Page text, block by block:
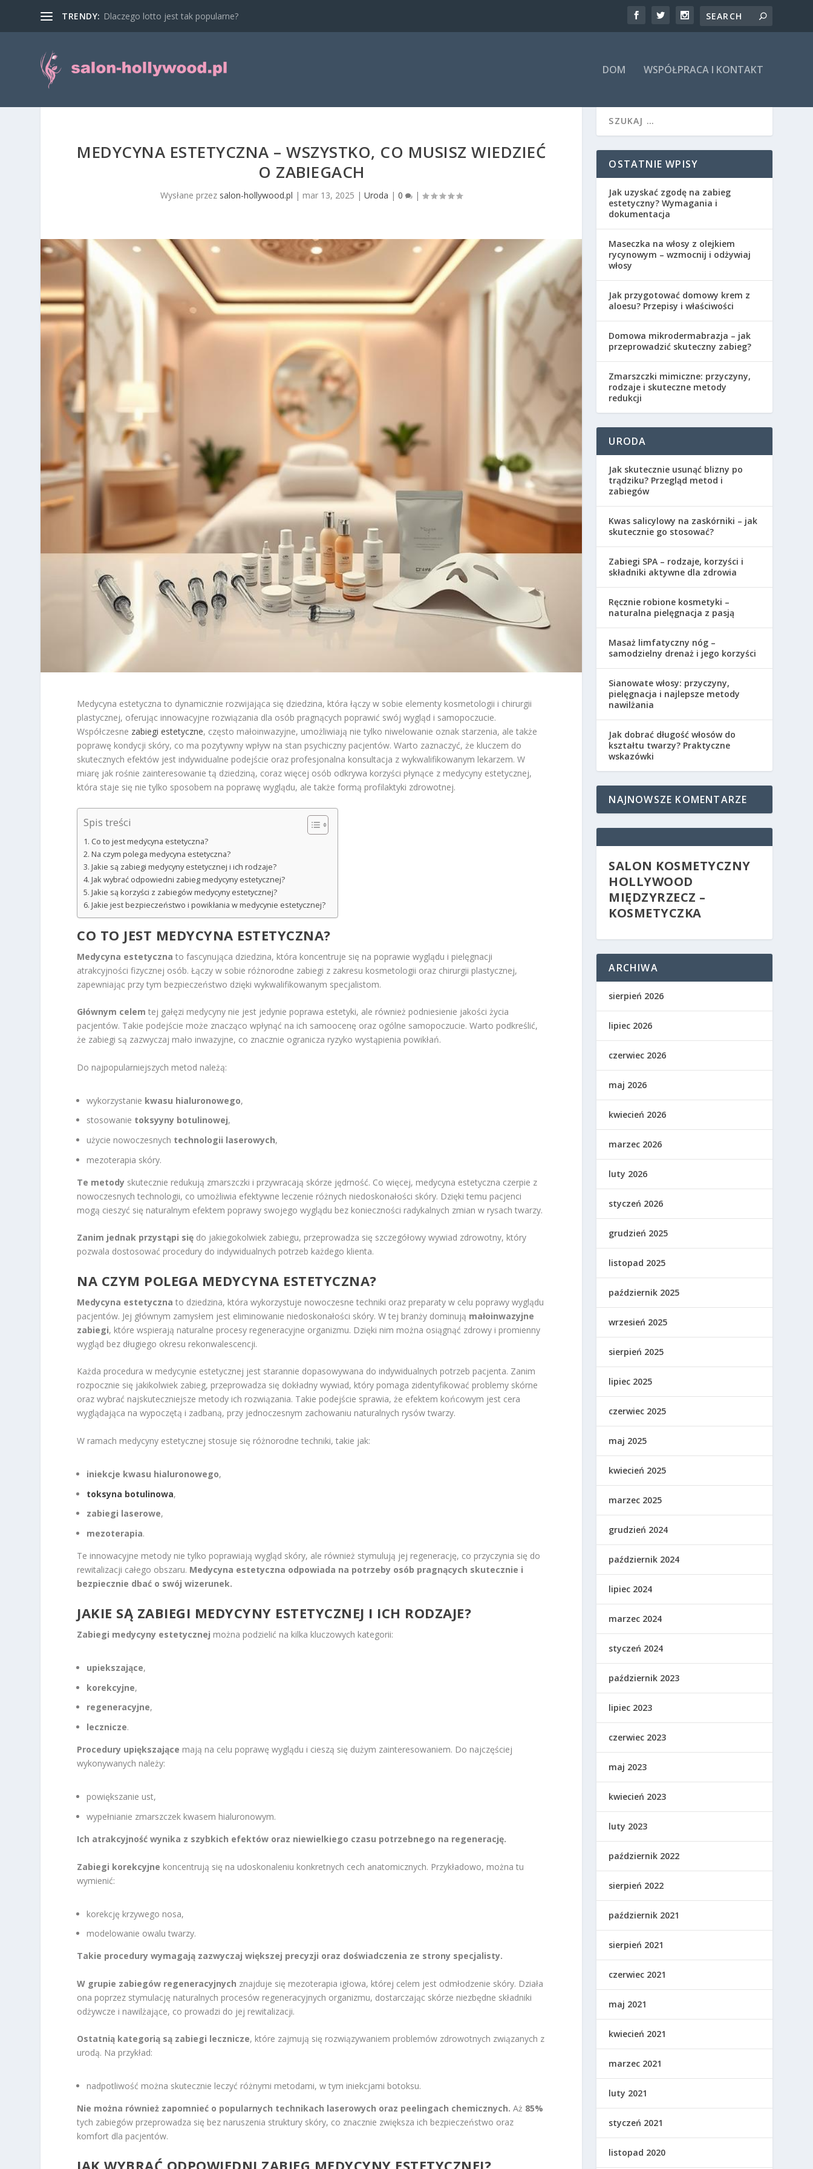
TRENDY: Dlaczego lotto jest tak popularne?
DOM WSPÓŁPRACA I KONTAKT
MEDYCYNA ESTETYCZNA – WSZYSTKO, CO MUSISZ WIEDZIEĆ
O ZABIEGACH
Wysłane przez salon-hollywood.pl | mar 13, 2025 |Uroda |0 |
Medycyna estetyczna to dynamicznie rozwijająca się dziedzina, która łączy w sobie elementy kosmetologii i chirurgii
plastycznej, oferując innowacyjne rozwiązania dla osób pragnących poprawić swój wygląd i samopoczucie.
Współczesne zabiegi estetyczne, często małoinwazyjne, umożliwiają nie tylko niwelowanie oznak starzenia, ale także
poprawę kondycji skóry, co ma pozytywny wpływ na stan psychiczny pacjentów. Warto zaznaczyć, że kluczem do
skutecznych efektów jest indywidualne podejście oraz profesjonalna konsultacja z wykwalifikowanym lekarzem. W
miarę jak rośnie zainteresowanie tą dziedziną, coraz więcej osób odkrywa korzyści płynące z medycyny estetycznej,
która staje się nie tylko sposobem na poprawę wyglądu, ale także formą profilaktyki zdrowotnej.
Spis treści
Co to jest medycyna estetyczna?
Na czym polega medycyna estetyczna?
Jakie są zabiegi medycyny estetycznej i ich rodzaje?
Jak wybrać odpowiedni zabieg medycyny estetycznej?
Jakie są korzyści z zabiegów medycyny estetycznej?
Jakie jest bezpieczeństwo i powikłania w medycynie estetycznej?
CO TO JEST MEDYCYNA ESTETYCZNA?
Medycyna estetyczna to fascynująca dziedzina, która koncentruje się na poprawie wyglądu i pielęgnacji
atrakcyjności fizycznej osób. Łączy w sobie różnorodne zabiegi z zakresu kosmetologii oraz chirurgii plastycznej,
zapewniając przy tym bezpieczeństwo dzięki wykwalifikowanym specjalistom.
Głównym celem tej gałęzi medycyny nie jest jedynie poprawa estetyki, ale również podniesienie jakości życia
pacjentów. Takie podejście może znacząco wpłynąć na ich samoocenę oraz ogólne samopoczucie. Warto podkreślić,
że zabiegi są zazwyczaj mało inwazyjne, co znacznie ogranicza ryzyko wystąpienia powikłań.
Do najpopularniejszych metod należą:
wykorzystanie kwasu hialuronowego,
stosowanie toksyyny botulinowej,
użycie nowoczesnych technologii laserowych,
mezoterapia skóry.
Te metody skutecznie redukują zmarszczki i przywracają skórze jędrność. Co więcej, medycyna estetyczna czerpie z
nowoczesnych technologii, co umożliwia efektywne leczenie różnych niedoskonałości skóry. Dzięki temu pacjenci
mogą cieszyć się naturalnym efektem poprawy swojego wyglądu bez konieczności radykalnych zmian w rysach twarzy.
Zanim jednak przystąpi się do jakiegokolwiek zabiegu, przeprowadza się szczegółowy wywiad zdrowotny, który
pozwala dostosować procedury do indywidualnych potrzeb każdego klienta.
NA CZYM POLEGA MEDYCYNA ESTETYCZNA?
Medycyna estetyczna to dziedzina, która wykorzystuje nowoczesne techniki oraz preparaty w celu poprawy wyglądu
pacjentów. Jej głównym zamysłem jest eliminowanie niedoskonałości skóry. W tej branży dominują małoinwazyjne
zabiegi, które wspierają naturalne procesy regeneracyjne organizmu. Dzięki nim można osiągnąć zdrowy i promienny
wygląd bez długiego okresu rekonwalescencji.
Każda procedura w medycynie estetycznej jest starannie dopasowywana do indywidualnych potrzeb pacjenta. Zanim
rozpocznie się jakikolwiek zabieg, przeprowadza się dokładny wywiad, który pomaga zidentyfikować problemy skórne
oraz wybrać najskuteczniejsze metody ich rozwiązania. Takie podejście sprawia, że efektem końcowym jest cera
wyglądająca na wypoczętą i zadbaną, przy jednoczesnym zachowaniu naturalnych rysów twarzy.
W ramach medycyny estetycznej stosuje się różnorodne techniki, takie jak:
iniekcje kwasu hialuronowego,
toksyna botulinowa,
zabiegi laserowe,
mezoterapia.
Te innowacyjne metody nie tylko poprawiają wygląd skóry, ale również stymulują jej regenerację, co przyczynia się do
rewitalizacji całego obszaru. Medycyna estetyczna odpowiada na potrzeby osób pragnących skutecznie i
bezpiecznie dbać o swój wizerunek.
JAKIE SĄ ZABIEGI MEDYCYNY ESTETYCZNEJ I ICH RODZAJE?
Zabiegi medycyny estetycznej można podzielić na kilka kluczowych kategorii:
upiekszające,
korekcyjne,
regeneracyjne,
lecznicze.
Procedury upiększające mają na celu poprawę wyglądu i cieszą się dużym zainteresowaniem. Do najczęściej
wykonywanych należy:
powiększanie ust,
wypełnianie zmarszczek kwasem hialuronowym.
Ich atrakcyjność wynika z szybkich efektów oraz niewielkiego czasu potrzebnego na regenerację.
Zabiegi korekcyjne koncentrują się na udoskonaleniu konkretnych cech anatomicznych. Przykładowo, można tu
wymienić:
korekcję krzywego nosa,
modelowanie owalu twarzy.
Takie procedury wymagają zazwyczaj większej precyzji oraz doświadczenia ze strony specjalisty.
W grupie zabiegów regeneracyjnych znajduje się mezoterapia igłowa, której celem jest odmłodzenie skóry. Działa
ona poprzez stymulację naturalnych procesów regeneracyjnych organizmu, dostarczając skórze niezbędne składniki
odżywcze i nawilżające, co prowadzi do jej rewitalizacji.
Ostatnią kategorią są zabiegi lecznicze, które zajmują się rozwiązywaniem problemów zdrowotnych związanych z
urodą. Na przykład:
nadpotliwość można skutecznie leczyć różnymi metodami, w tym iniekcjami botoksu.
Nie można również zapomnieć o popularnych technikach laserowych oraz peelingach chemicznych. Aż 85%
tych zabiegów przeprowadza się bez naruszenia struktury skóry, co znacznie zwiększa ich bezpieczeństwo oraz
komfort dla pacjentów.
JAK WYBRAĆ ODPOWIEDNI ZABIEG MEDYCYNY ESTETYCZNEJ?
OSTATNIE WPISY
Jak uzyskać zgodę na zabieg
estetyczny? Wymagania i
dokumentacja
Maseczka na włosy z olejkiem
rycynowym – wzmocnij i odżywiaj
włosy
Jak przygotować domowy krem z
aloesu? Przepisy i właściwości
Domowa mikrodermabrazja – jak
przeprowadzić skuteczny zabieg?
Zmarszczki mimiczne: przyczyny,
rodzaje i skuteczne metody
redukcji
URODA
Jak skutecznie usunąć blizny po
trądziku? Przegląd metod i
zabiegów
Kwas salicylowy na zaskórniki – jak
skutecznie go stosować?
Zabiegi SPA – rodzaje, korzyści i
składniki aktywne dla zdrowia
Ręcznie robione kosmetyki –
naturalna pielęgnacja z pasją
Masaż limfatyczny nóg –
samodzielny drenaż i jego korzyści
Sianowate włosy: przyczyny,
pielęgnacja i najlepsze metody
nawilżania
Jak dobrać długość włosów do
kształtu twarzy? Praktyczne
wskazówki
NAJNOWSZE KOMENTARZE
SALON KOSMETYCZNY
HOLLYWOOD
MIĘDZYRZECZ –
KOSMETYCZKA
ARCHIWA
sierpień 2026
lipiec 2026
czerwiec 2026
maj 2026
kwiecień 2026
marzec 2026
luty 2026
styczeń 2026
grudzień 2025
listopad 2025
październik 2025
wrzesień 2025
sierpień 2025
lipiec 2025
czerwiec 2025
maj 2025
kwiecień 2025
marzec 2025
grudzień 2024
październik 2024
lipiec 2024
marzec 2024
styczeń 2024
październik 2023
lipiec 2023
czerwiec 2023
maj 2023
kwiecień 2023
luty 2023
październik 2022
sierpień 2022
październik 2021
sierpień 2021
czerwiec 2021
maj 2021
kwiecień 2021
marzec 2021
luty 2021
styczeń 2021
listopad 2020